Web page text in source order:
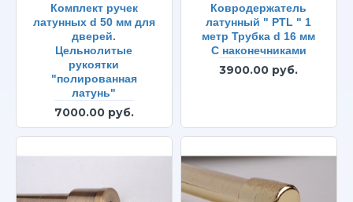
Комплект ручек
латунных d 50 мм для
дверей.
Цельнолитые
рукоятки
"полированная
латунь"
7000.00 руб.
Ковродержатель
латунный " PTL " 1
метр Трубка d 16 мм
С наконечниками
3900.00 руб.